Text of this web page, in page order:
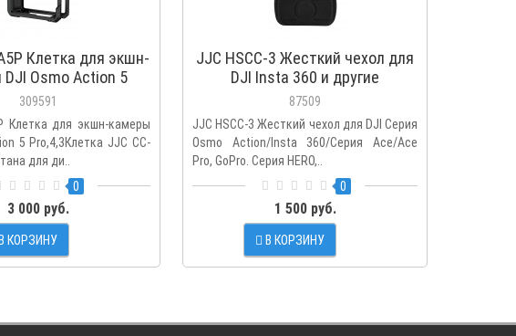
Клетка для экшн-
Osmo Action 5
Pro,4,3
309591
Клетка для экшн-камеры
5 Pro,4,3Клетка JJC CC-
для ди..
0
3 000 руб.
КОРЗИНУ
JJC HSCC-3 Жесткий чехол для
DJI Insta 360 и другие
аналогичные экшн-камеры
87509
JJC HSCC-3 Жесткий чехол для DJI Серия
Osmo Action/Insta 360/Серия Ace/Ace
Pro, GoPro. Серия HERO,..
0
1 500 руб.
В КОРЗИНУ